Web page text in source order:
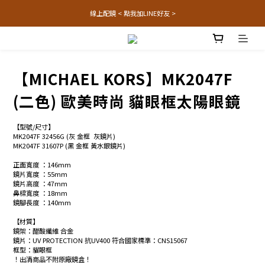
線上配鏡 < 點我加LINE好友 >
【MICHAEL KORS】MK2047F
(二色) 歐美時尚 貓眼框太陽眼鏡
【型號/尺寸】
MK2047F 32456G (灰 金框  灰鏡片)
MK2047F 31607P (黑 金框 黃水銀鏡片)
正面寬度 ：146mm
鏡片寬度 ：55mm
鏡片高度 ：47mm
鼻樑寬度 ：18mm
鏡腳長度 ：140mm
【材質】
鏡架：醋酸纖維 合金
鏡片：UV PROTECTION 抗UV400 符合國家標準：CNS15067
框型：貓眼框
！出清商品不附原廠鏡盒！